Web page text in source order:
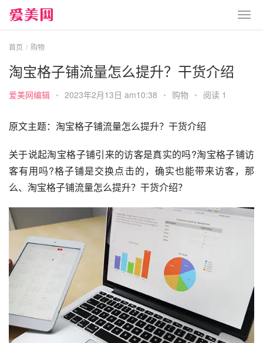
首页 购物
淘宝格子铺流量怎么提升？干货介绍
爱美网编辑 • 2023年2月13日 am10:38 • 购物 • 阅读 1
原文主题：淘宝格子铺流量怎么提升？干货介绍
关于说起淘宝格子铺引来的访客是真实的吗?淘宝格子铺访
客有用吗?格子铺是交换点击的，确实也能带来访客，那
么、淘宝格子铺流量怎么提升？干货介绍？